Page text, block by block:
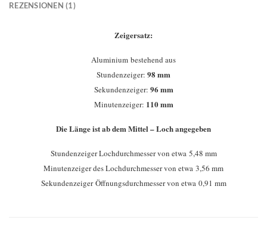
REZENSIONEN (1)
Zeigersatz:
Aluminium bestehend aus
Stundenzeiger: 98 mm
Sekundenzeiger: 96 mm
Minutenzeiger: 110 mm
Die Länge ist ab dem Mittel – Loch angegeben
Stundenzeiger Lochdurchmesser von etwa 5,48 mm
Minutenzeiger des Lochdurchmesser von etwa 3,56 mm
Sekundenzeiger Öffnungsdurchmesser von etwa 0,91 mm